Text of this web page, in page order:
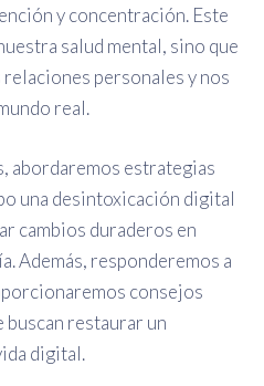
y concentración. Este
salud mental, sino que
personales y nos
real.
abordaremos estrategias
una desintoxicación digital
cambios duraderos en
Además, responderemos a
consejos
restaurar un
digital.